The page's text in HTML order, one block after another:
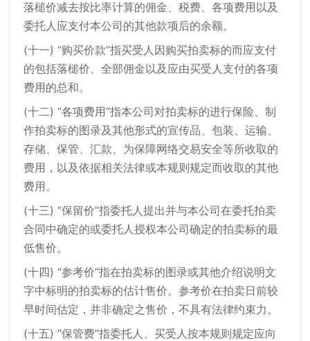
落槌价减去按比率计算的佣金、税费、各项费用以及
委托人应支付本公司的其他款项后的余额。
(十一) “购买价款”指买受人因购买拍卖标的而应支付
的包括落槌价、全部佣金以及应由买受人支付的各项
费用的总和。
(十二) “各项费用”指本公司对拍卖标的进行保险、制
作拍卖标的图录及其他形式的宣传品、包装、运输、
存储、保管、汇款、为保障网络交易安全等所收取的
费用，以及依据相关法律或本规则规定而收取的其他
费用。
(十三) “保留价”指委托人提出并与本公司在委托拍卖
合同中确定的或委托人授权本公司确定的拍卖标的最
低售价。
(十四) “参考价”指在拍卖标的图录或其他介绍说明文
字中标明的拍卖标的估计售价。参考价在拍卖日前较
早时间估定，并非确定之售价，不具有法律约束力。
(十五) “保管费”指委托人、买受人按本规则规定应向